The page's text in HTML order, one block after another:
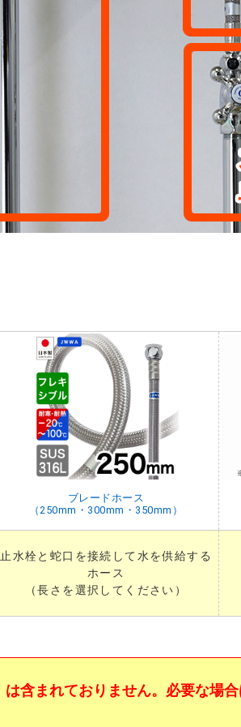
ブレードホース
（250mm・300mm・350mm）
止水栓と蛇口を接続して水を供給する
ホース
（長さを選択してください）
は含まれておりません。必要な場